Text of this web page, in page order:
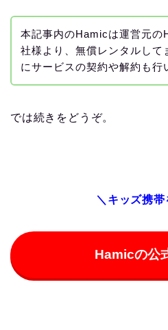
本記事内のHamicは運営元の
社様より、無償レンタルして
にサービスの契約や解約も行
では続きをどうぞ。
＼キッズ携帯
Hamicの公